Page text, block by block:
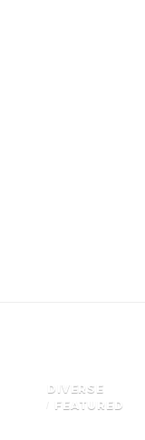
DIVERSE
FEATURED